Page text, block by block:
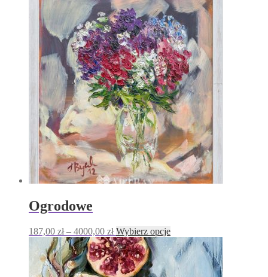
Ogrodowe
187,00 zł – 4000,00 złZakres
cen:
od
187,00 zł
do
Wybierz opcjeTen
produkt
ma
wiele
wariantów.